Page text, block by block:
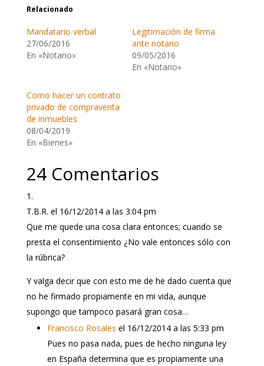
Relacionado
Mandatario verbal
27/06/2016
En «Notario»
Legitimación de firma
ante notario
09/05/2016
En «Notario»
Como hacer un contrato
privado de compraventa
de inmuebles
08/04/2019
En «Bienes»
24 Comentarios
T.B.R. el 16/12/2014 a las 3:04 pm
Que me quede una cosa clara entonces; cuando se
presta el consentimiento ¿No vale entonces sólo con
la rúbrica?
Y valga decir que con esto me de he dado cuenta que
no he firmado propiamente en mi vida, aunque
supongo que tampoco pasará gran cosa…
Francisco Rosales el 16/12/2014 a las 5:33 pm
Pues no pasa nada, pues de hecho ninguna ley
en España determina que es propiamente una